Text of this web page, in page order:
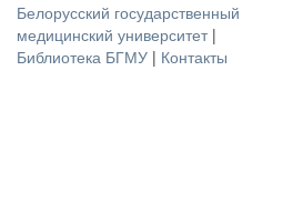
Белорусский государственный
медицинский университет |
Библиотека БГМУ | Контакты